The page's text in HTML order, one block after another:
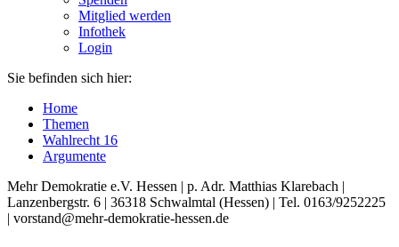
Mitglied werden
Infothek
Login
Sie befinden sich hier:
Home
Themen
Wahlrecht 16
Argumente
Mehr Demokratie e.V. Hessen | p. Adr. Matthias Klarebach |
Lanzenbergstr. 6 | 36318 Schwalmtal (Hessen) | Tel. 0163/9252225
| vorstand@mehr-demokratie-hessen.de